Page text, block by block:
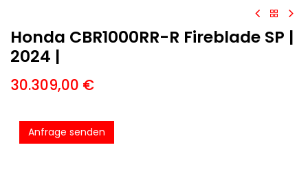
Honda CBR1000RR-R Fireblade SP |
2024 |
30.309,00 €
Anfrage senden